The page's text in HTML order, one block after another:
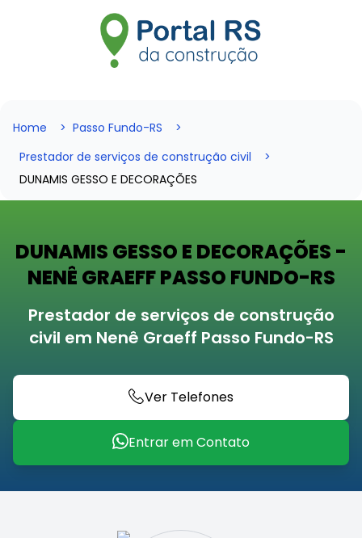
Home
Passo Fundo-RS
Prestador de serviços de construção civil
DUNAMIS GESSO E DECORAÇÕES
DUNAMIS GESSO E DECORAÇÕES -
NENÊ GRAEFF PASSO FUNDO-RS
Prestador de serviços de construção
civil em Nenê Graeff Passo Fundo-RS
Ver Telefones
Entrar em Contato